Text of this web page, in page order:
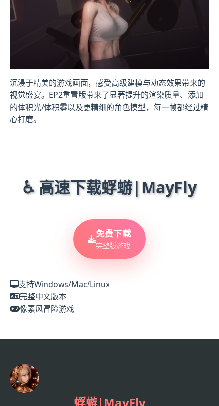
沉浸于精美的游戏画面，感受高级建模与动态效果带来的
视觉盛宴。EP2重置版带来了显著提升的渲染质量、添加
的体积光/体积雾以及更精细的角色模型，每一帧都经过精
心打磨。
♿ 高速下载蜉蝣|MayFly
免费下载
完整版游戏
支持Windows/Mac/Linux
完整中文版本
像素风冒险游戏
蜉蝣|MayFly